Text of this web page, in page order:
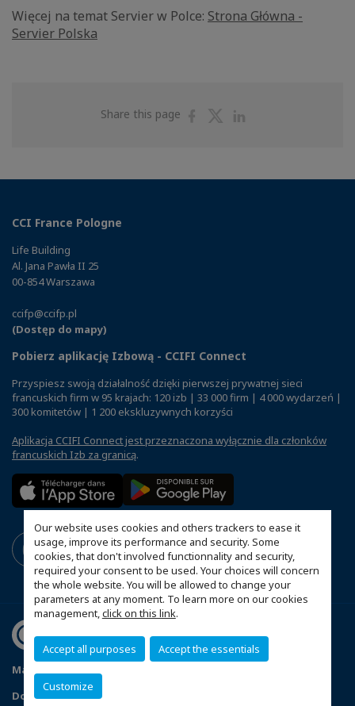
Our website uses cookies and others trackers to ease it
usage, improve its performance and security. Some
cookies, that don't involved functionnality and security,
required your consent to be used. Your choices will concern
the whole website. You will be allowed to change your
parameters at any moment. To learn more on our cookies
management,click on this link.
Accept all purposes Accept the essentials
Customize
Więcej na temat Servier w Polce: Strona Główna -
Servier Polska
Share this page
ShareShare
CCI France Pologne
Life Building
Al. Jana Pawła II 25
00-854 Warszawa
ccifp@ccifp.pl
(Dostęp do mapy)
Pobierz aplikację Izbową - CCIFI Connect
Przyspiesz swoją działalność dzięki pierwszej prywatnej sieci
francuskich firm w 95 krajach: 120 izb | 33 000 firm | 4 000 wydarzeń |
300 komitetów | 1 200 ekskluzywnych korzyści
Aplikacja CCIFI Connect jest przeznaczona wyłącznie dla członków
francuskich Izb za granicą.
Mapa witryny
Dopasuj swoje ustawienia cookies